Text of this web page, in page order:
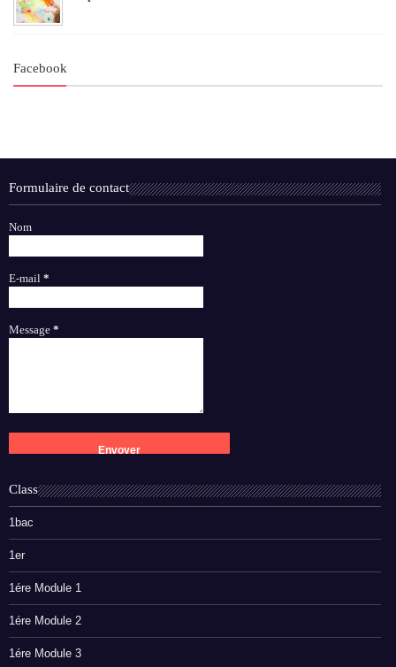
Facebook
Formulaire de contact
Nom
E-mail *
Message *
Class
1bac
1er
1ére Module 1
1ére Module 2
1ére Module 3